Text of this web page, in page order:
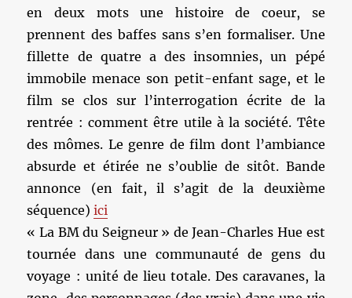
en deux mots une histoire de coeur, se
prennent des baffes sans s’en formaliser. Une
fillette de quatre a des insomnies, un pépé
immobile menace son petit-enfant sage, et le
film se clos sur l’interrogation écrite de la
rentrée : comment être utile à la société. Tête
des mômes. Le genre de film dont l’ambiance
absurde et étirée ne s’oublie de sitôt. Bande
annonce (en fait, il s’agit de la deuxième
séquence)ici
« La BM du Seigneur » de Jean-Charles Hue est
tournée dans une communauté de gens du
voyage : unité de lieu totale. Des caravanes, la